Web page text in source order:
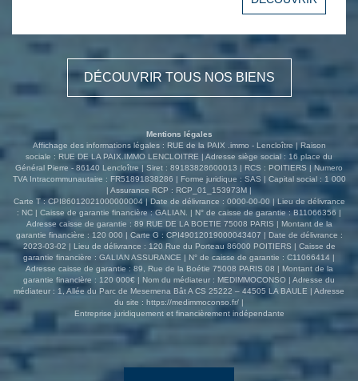
avec cuisine ouverte, 2 chambres, salon, salle d'eau avec
wc. grenier aménageable. Atouts: . Entièrement rénové,
pas de travaux à prévoir . Possibilité de louer
indépendamment (compteurs indépendants) . Parking et
investisseur, ou si vous rechercher une résidence
principale; ce bien est aménageable selon votre projet.
de la paix.immo. Accueil téléphonique du lundi au
vendredi de 8h30à 18h30 pour plus d'informations ou
organiser une visite. Ref: 3985DL Les informations sur les
risques auxquels ce bien est exposé sont disponibles sur
le site Géorisques : www.georisques.gouv.fr
DÉCOUVRIR TOUS NOS BIENS
Mentions légales
Affichage des informations légales : RUE de la PAIX .immo - Lencloître | Raison
sociale : RUE DE LA PAIX.IMMO LENCLOITRE | Adresse siège social : 16 place du
Général Pierre - 86140 Lencloître | Siret : 89183828600013 | RCS : POITIERS | Numero
TVA Intracommunautaire : FR51891838286 | Forme juridique : SAS | Capital social : 1 000
| Assurance RCP : RCP_01_153973M |
Carte T : CPI86012021000000004 | Date de délivrance : 0000-00-00 | Lieu de délivrance
: NC | Caisse de garantie financière : GALIAN. | N° de caisse de garantie : B11066356 |
Adresse caisse de garantie : 89 RUE DE LA BOETIE 75008 PARIS | Montant de la
garantie financière : 120 000 | Carte G : CPI49012019000043407 | Date de délivrance :
2023-03-02 | Lieu de délivrance : 120 Rue du Porteau 86000 POITIERS | Caisse de
garantie financière : GALIAN ASSURANCE | N° de caisse de garantie : C11066414 |
Adresse caisse de garantie : 89, Rue de la Boétie 75008 PARIS 08 | Montant de la
garantie financière : 120 000€ | Nom du médiateur : MEDIMMOCONSO | Adresse du
médiateur : 1, Allée du Parc de Mesemena Bât A CS 25222 – 44505 LA BAULE | Adresse
du site : https://medimmoconso.fr/ |
Entreprise juridiquement et financièrement indépendante